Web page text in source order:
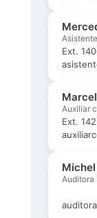
Ext.
Auxiliar
Ext.
Auditora